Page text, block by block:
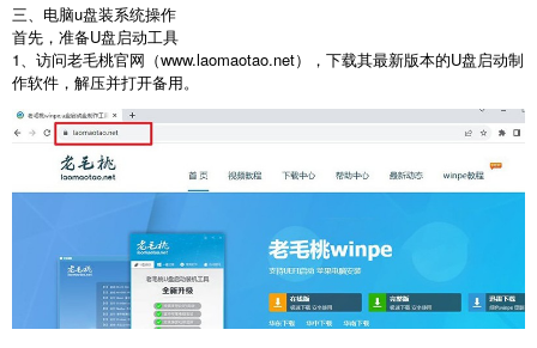
三、电脑u盘装系统操作
首先，准备U盘启动工具
1
、访问老毛桃官网（www.laomaotao.net），下载其最新版本的U盘启动制
作软件，解压并打开备用。